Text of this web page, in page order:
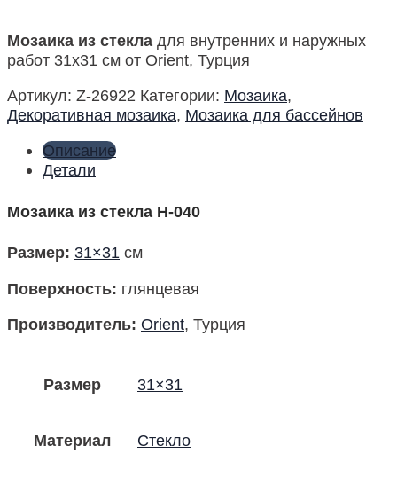
Мозаика из стекла для внутренних и наружных
работ 31х31 см от Orient, Турция
Артикул: Z-26922 Категории: Мозаика,
Декоративная мозаика, Мозаика для бассейнов
Описание
Детали
Мозаика из стекла H-040
Размер: 31×31 см
Поверхность: глянцевая
Производитель: Orient, Турция
Размер 31×31
Материал Стекло